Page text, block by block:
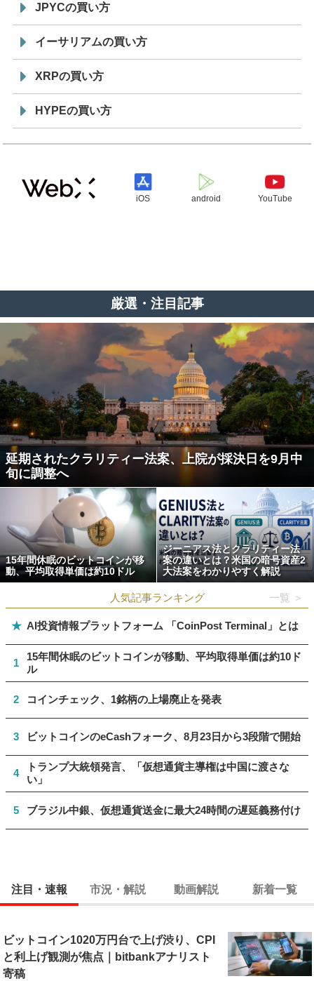
JPYCの買い方
イーサリアムの買い方
XRPの買い方
HYPEの買い方
iOS android YouTube
厳選・注目記事
延期されたクラリティー法案、上院が採決日を9月中
旬に調整へ
15年間休眠のビットコインが移
動、平均取得単価は約10ドル
ジーニアス法とクラリティー法
案の違いとは？米国の暗号資産2
大法案をわかりやすく解説
人気記事ランキング 一覧 ＞
★ AI投資情報プラットフォーム 「CoinPost Terminal」とは
1
15年間休眠のビットコインが移動、平均取得単価は約10ド
ル
2 コインチェック、1銘柄の上場廃止を発表
3 ビットコインのeCashフォーク、8月23日から3段階で開始
4
トランプ大統領発言、「仮想通貨主導権は中国に渡さな
い」
5 ブラジル中銀、仮想通貨送金に最大24時間の遅延義務付け
注目・速報 市況・解説 動画解説 新着一覧
ビットコイン1020万円台で上げ渋り、CPI
と利上げ観測が焦点｜bitbankアナリスト
寄稿